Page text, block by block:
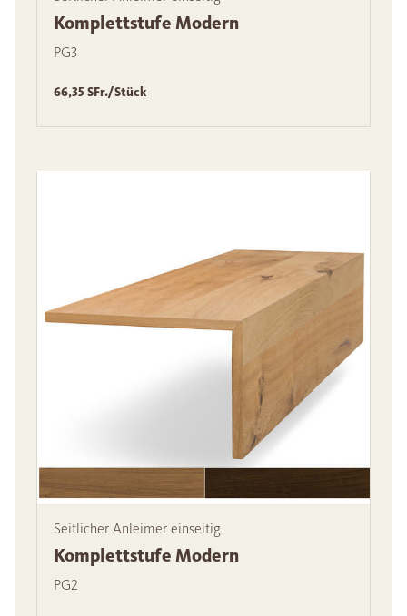
Komplettstufe Modern
PG3
66,35 SFr./Stück
Seitlicher Anleimer einseitig
Komplettstufe Modern
PG2